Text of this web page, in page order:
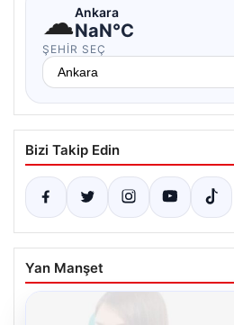
☁Ankara
NaN°C
ŞEHIR SEÇ
Bizi Takip Edin
Yan Manşet